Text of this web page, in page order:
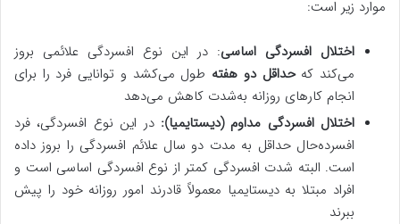
موارد زیر است:
اختلال افسردگی اساسی: در این نوع افسردگی علائمی بروز
می‌کند کهحداقل دو هفته طول می‌کشد و توانایی فرد را برای
انجام کارهای روزانه به‌شدت کاهش می‌دهد
اختلال افسردگی مداوم (دیستایمیا): در این نوع افسردگی، فرد
افسرده‌حال حداقل به مدت دو سال علائم افسردگی را بروز داده
است. البته شدت افسردگی کمتر از نوع افسردگی اساسی است و
افراد مبتلا به دیستایمیا معمولاً قادرند امور روزانه خود را پیش
ببرند